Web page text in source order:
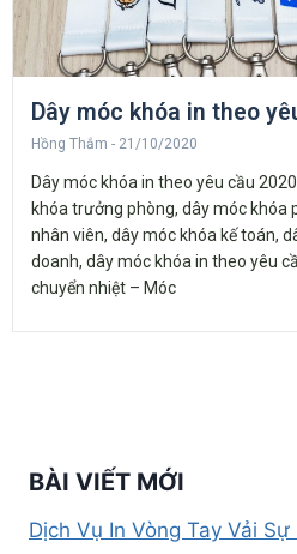
Dây móc khóa in theo
Hồng Thắm 21/10/2020
Dây móc khóa in theo yêu cầu
khóa trưởng phòng, dây móc khóa
nhân viên, dây móc khóa kế toán,
doanh, dây móc khóa in theo yêu
chuyển nhiệt – Móc
BÀI VIẾT MỚI
Dịch Vụ In Vòng Tay Vải